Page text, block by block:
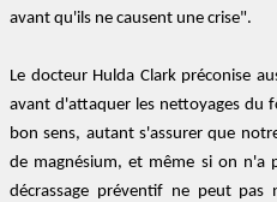
avant qu'ils ne causent une crise".
Le docteur Hulda Clark préconise
avant d'attaquer les nettoyages du
bon sens, autant s'assurer que
de magnésium, et même si on n'a
décrassage préventif ne peut